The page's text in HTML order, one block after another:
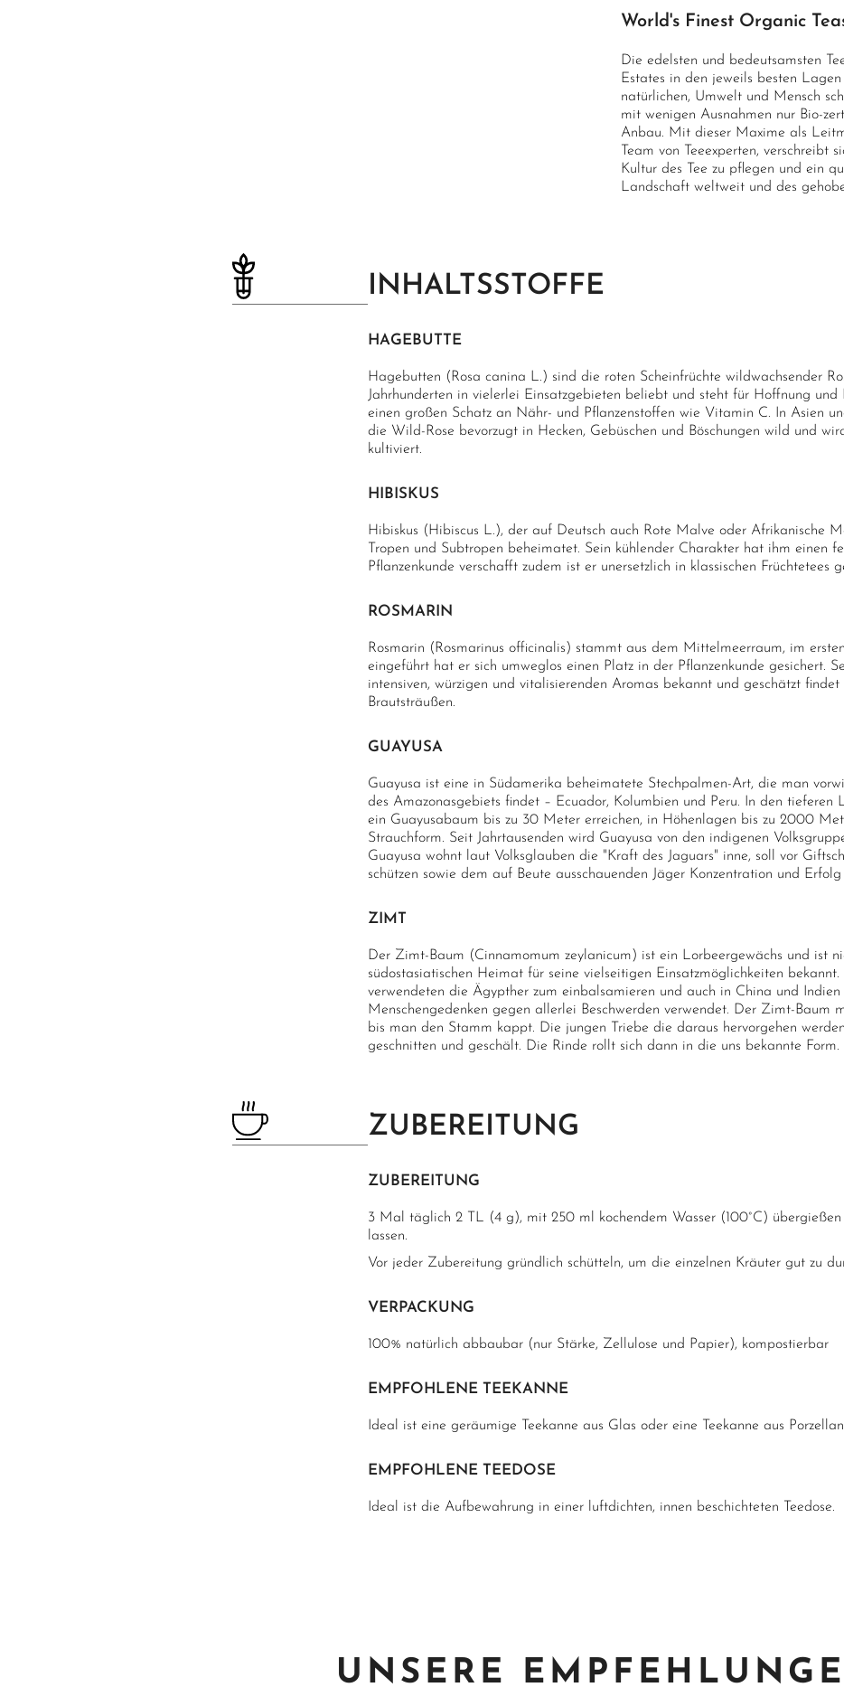
World's Finest Organic
Die edelsten und bedeutsamsten
Estates in den jeweils besten
natürlichen, Umwelt und Mensch
mit wenigen Ausnahmen nur Bio-
Anbau. Mit dieser Maxime als
Team von Teeexperten,
Kultur des Tee zu pflegen und ein
Landschaft weltweit und des
INHALTSSTOFFE
HAGEBUTTE
Hagebutten (Rosa canina L.) sind die roten Scheinfrüchte wildwachsender
Jahrhunderten in vielerlei Einsatzgebieten beliebt und steht für Hoffnung und
einen großen Schatz an Nähr- und Pflanzenstoffen wie Vitamin C. In Asien
die Wild-Rose bevorzugt in Hecken, Gebüschen und Böschungen wild und
kultiviert.
HIBISKUS
Hibiskus (Hibiscus L.), der auf Deutsch auch Rote Malve oder Afrikanische
Tropen und Subtropen beheimatet. Sein kühlender Charakter hat ihm einen
Pflanzenkunde verschafft zudem ist er unersetzlich in klassischen Früchtetees
ROSMARIN
Rosmarin (Rosmarinus officinalis) stammt aus dem Mittelmeerraum, im
eingeführt hat er sich umweglos einen Platz in der Pflanzenkunde gesichert.
intensiven, würzigen und vitalisierenden Aromas bekannt und geschätzt
Brautsträußen.
GUAYUSA
Guayusa ist eine in Südamerika beheimatete Stechpalmen-Art, die man
des Amazonasgebiets findet – Ecuador, Kolumbien und Peru. In den tieferen
ein Guayusabaum bis zu 30 Meter erreichen, in Höhenlagen bis zu 2000
Strauchform. Seit Jahrtausenden wird Guayusa von den indigenen
Guayusa wohnt laut Volksglauben die "Kraft des Jaguars" inne, soll vor
schützen sowie dem auf Beute ausschauenden Jäger Konzentration und Erfolg
ZIMT
Der Zimt-Baum (Cinnamomum zeylanicum) ist ein Lorbeergewächs und ist
südostasiatischen Heimat für seine vielseitigen Einsatzmöglichkeiten
verwendeten die Ägypther zum einbalsamieren und auch in China und
Menschengedenken gegen allerlei Beschwerden verwendet. Der Zimt-Baum
bis man den Stamm kappt. Die jungen Triebe die daraus hervorgehen
geschnitten und geschält. Die Rinde rollt sich dann in die uns bekannte Form.
ZUBEREITUNG
ZUBEREITUNG
3 Mal täglich 2 TL (4 g), mit 250 ml kochendem Wasser (100°C)
lassen.
Vor jeder Zubereitung gründlich schütteln, um die einzelnen Kräuter gut zu
VERPACKUNG
100% natürlich abbaubar (nur Stärke, Zellulose und Papier), kompostierbar
EMPFOHLENE TEEKANNE
Ideal ist eine geräumige Teekanne aus Glas oder eine Teekanne aus
EMPFOHLENE TEEDOSE
Ideal ist die Aufbewahrung in einer luftdichten, innen beschichteten Teedose.
UNSERE